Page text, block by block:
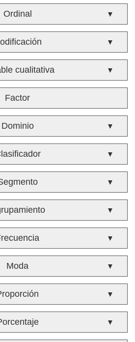
Ordinal ▼
▼
cualitativa ▼
Factor
Dominio ▼
▼
▼
▼
▼
Moda ▼
▼
▼